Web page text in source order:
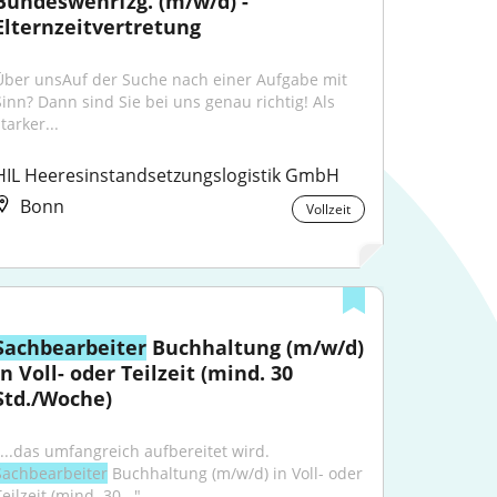
unsAuf der Suche nach einer Aufgabe mit
Dann sind Sie bei uns genau richtig! Als
Heeresinstandsetzungslogistik GmbH
Bonn
Vollzeit
Buchhaltung (m/w/d)
Voll- oder Teilzeit (mind. 30
Woche)
Buchhaltung (m⁠/⁠w⁠/⁠d) in Voll- oder